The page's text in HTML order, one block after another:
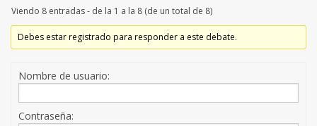
Viendo 8 entradas - de la 1 a la 8 (de un total de 8)
Debes estar registrado para responder a este debate.
Nombre de usuario:
Contraseña: